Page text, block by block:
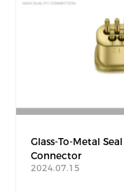
Glass-To-Metal
Connector
2024.07.15